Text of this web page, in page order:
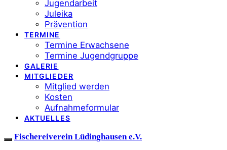
Jugendarbeit
Juleika
Prävention
TERMINE
Termine Erwachsene
Termine Jugendgruppe
GALERIE
MITGLIEDER
Mitglied werden
Kosten
Aufnahmeformular
AKTUELLES
Fischereiverein Lüdinghausen e.V.